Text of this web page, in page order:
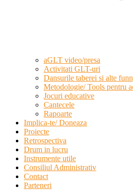
aGLT video/presa
Activitati GLT-uri
Dansurile taberei si alte
Metodologie/ Tools pentru
Jocuri educative
Cantecele
Rapoarte
Implica-te/ Doneaza
Proiecte
Retrospectiva
Drum in lucru
Instrumente utile
Consiliul Administrativ
Contact
Parteneri